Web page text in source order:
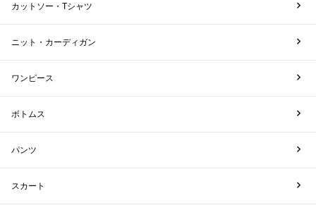
カットソー・Tシャツ
ニット・カーディガン
ワンピース
ボトムス
パンツ
スカート